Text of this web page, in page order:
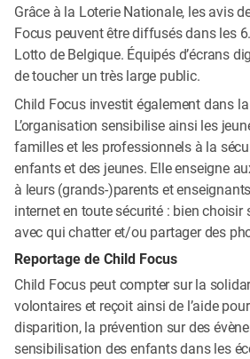
Grâce à la Loterie Nationale, les avis
Focus peuvent être diffusés dans les
Lotto de Belgique. Équipés d’écrans
de toucher un très large public.
Child Focus investit également dans
L’organisation sensibilise ainsi les
familles et les professionnels à la
enfants et des jeunes. Elle enseigne
à leurs (grands-)parents et
internet en toute sécurité : bien choisir
avec qui chatter et/ou partager des
Reportage de Child Focus
Child Focus peut compter sur la
volontaires et reçoit ainsi de l’aide
disparition, la prévention sur des
sensibilisation des enfants dans les